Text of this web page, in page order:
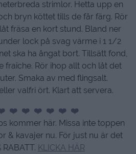
strimlor. Hetta upp en
bryn köttet tills de får färg. Rör
fräsa en kort stund. Bland ner
lock på svag värme i 1 1/2
ska ha ångat bort. Tillsätt fond,
fraîche. Rör ihop allt och låt det
Smaka av med flingsalt.
valfri ört. Klart att servera.
❤️ ❤️ ❤️ ❤️ ❤️ ❤️
kommer här. Missa inte toppen
& kavajer nu. För just nu är det
KLICKA HÄR